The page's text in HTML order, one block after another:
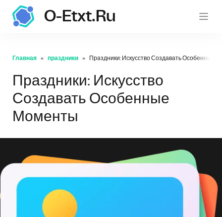
o-etxt.ru
O-Etxt.ru
Главная праздники Праздники: Искусство Создавать Особенные
Праздники: Искусство
Создавать Особенные
Моменты